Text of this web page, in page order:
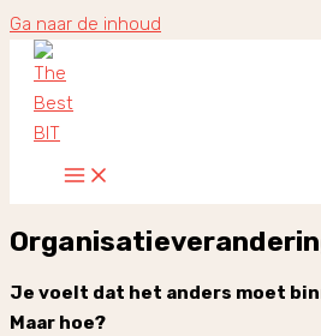
Ga naar de inhoud
Je voelt dat het anders moet
Maar hoe?